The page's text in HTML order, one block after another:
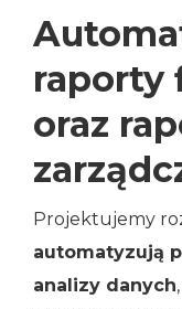
raporty
oraz
Projektujemy
automatyzują
analizy danych